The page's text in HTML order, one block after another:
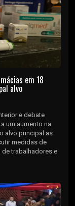
em 18
alvo
e debate
um aumento na
alvo principal as
medidas de
de trabalhadores e